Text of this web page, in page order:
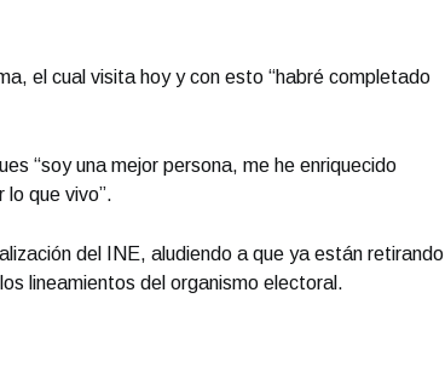
el cual visita hoy y con esto “habré completado
“soy una mejor persona, me he enriquecido
lo que vivo”.
del INE, aludiendo a que ya están retirando
lineamientos del organismo electoral.